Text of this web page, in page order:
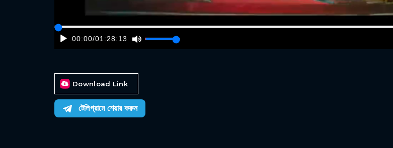
00:00/01:28:13
Download Link
টেলিগ্রামে শেয়ার করুন